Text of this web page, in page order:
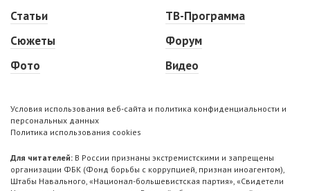
Статьи
Сюжеты
Фото
ТВ-Программа
Форум
Видео
Условия использования веб-сайта и политика конфиденциальности и
персональных данных
Политика использования cookies
Для читателей: В России признаны экстремистскими и запрещены
организации ФБК (Фонд борьбы с коррупцией, признан иноагентом),
Штабы Навального, «Национал-большевистская партия», «Свидетели